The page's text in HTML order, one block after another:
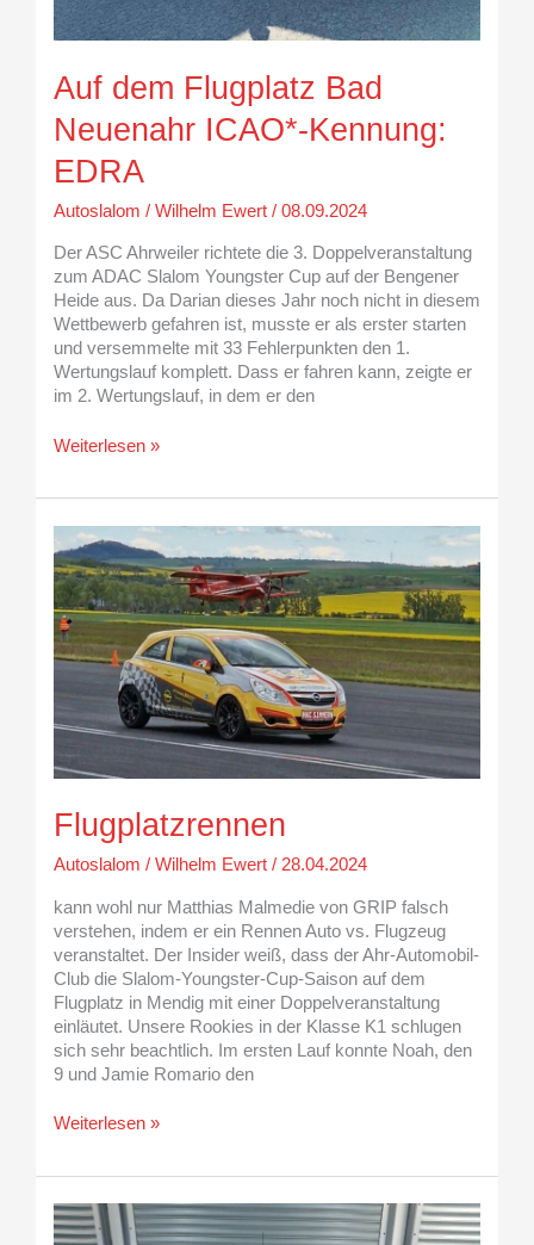
Auf dem Flugplatz Bad
Neuenahr ICAO*-Kennung:
EDRA
Autoslalom / Wilhelm Ewert / 08.09.2024
Der ASC Ahrweiler richtete die 3. Doppelveranstaltung
zum ADAC Slalom Youngster Cup auf der Bengener
Heide aus. Da Darian dieses Jahr noch nicht in diesem
Wettbewerb gefahren ist, musste er als erster starten
und versemmelte mit 33 Fehlerpunkten den 1.
Wertungslauf komplett. Dass er fahren kann, zeigte er
im 2. Wertungslauf, in dem er den
Weiterlesen »
Flugplatzrennen
Autoslalom / Wilhelm Ewert / 28.04.2024
kann wohl nur Matthias Malmedie von GRIP falsch
verstehen, indem er ein Rennen Auto vs. Flugzeug
veranstaltet. Der Insider weiß, dass der Ahr-Automobil-
Club die Slalom-Youngster-Cup-Saison auf dem
Flugplatz in Mendig mit einer Doppelveranstaltung
einläutet. Unsere Rookies in der Klasse K1 schlugen
sich sehr beachtlich. Im ersten Lauf konnte Noah, den
9 und Jamie Romario den
Flugplatzrennen
Weiterlesen »
Gute
Zusammenarbeit